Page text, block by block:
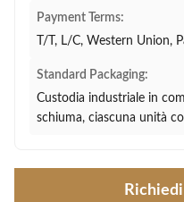
Payment Terms:
T/T, L/C, Western Union,
Standard Packaging:
Custodia industriale in
schiuma, ciascuna unità